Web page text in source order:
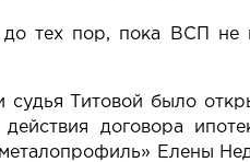
до тех пор, пока ВСП
Титовой было
договора
Елены